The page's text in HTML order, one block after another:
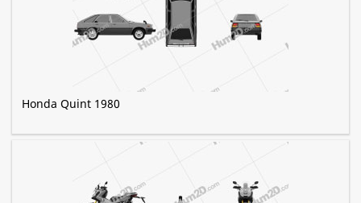
Honda Quint 1980